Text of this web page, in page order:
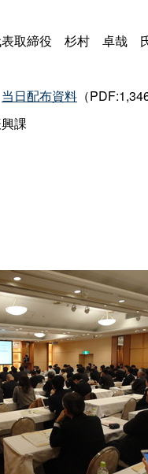
取締役 杉村 卓哉
当日配布資料 （
課